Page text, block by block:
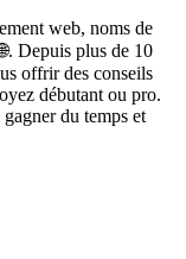
web, noms de
Depuis plus de 10
offrir des conseils
débutant ou pro.
du temps et